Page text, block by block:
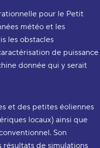
pour le Petit
météo et les
les obstacles
de puissance
donnée qui y serait
et des petites éoliennes
locaux) ainsi que
Son
de simulations